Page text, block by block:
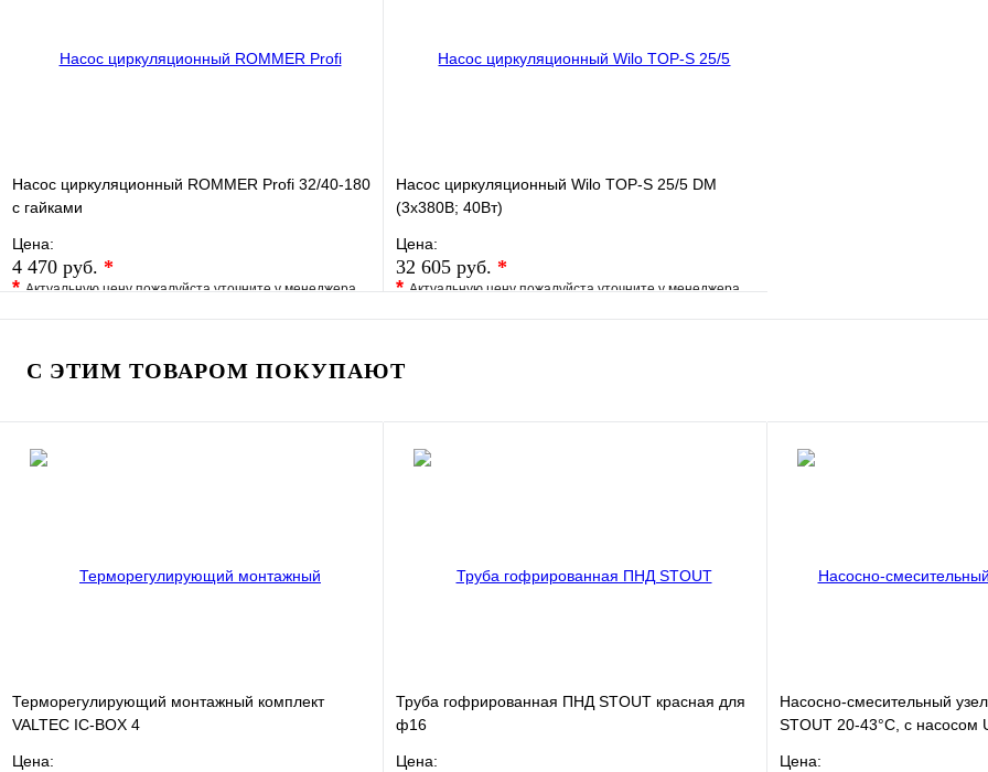
Насос циркуляционный ROMMER Profi 32/40-180
с гайками
Цена:
4 470 руб. *
*Актуальную цену пожалуйста уточните у менеджера
В избранное Сравнение
В корзину
Насос циркуляционный Wilo TOP-S 25/5 DM
(3х380В; 40Вт)
Цена:
32 605 руб. *
*Актуальную цену пожалуйста уточните у менеджера
В избранное Сравнение
В корзину
С ЭТИМ ТОВАРОМ ПОКУПАЮТ
Терморегулирующий монтажный комплект
VALTEC IC-BOX 4
Цена:
Труба гофрированная ПНД STOUT красная для
ф16
Цена:
Насосно-смесительный
STOUT 20-43°C, с насосом
Цена: